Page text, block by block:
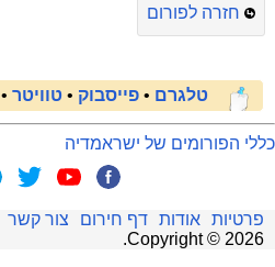
חזרה לפורום
טלגרם • פייסבוק • טוויטר •
כללי הפורומים של ישראמדיה
פרטיות אודות דף חירום צור קשר
Copyright © 2026
.